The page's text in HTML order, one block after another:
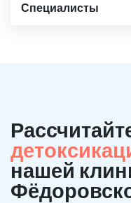
Специалисты
нашей